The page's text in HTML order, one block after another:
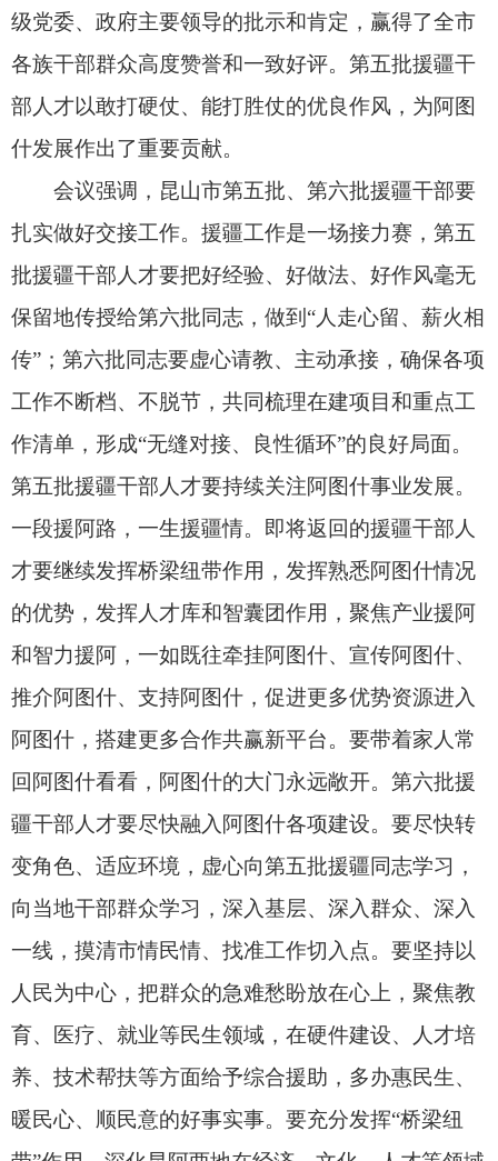
一段援阿路，一生援疆情。即将返回的援疆干部人
才要继续发挥桥梁纽带作用，发挥熟悉阿图什情况
的优势，发挥人才库和智囊团作用，聚焦产业援阿
推介阿图什、支持阿图什，促进更多优势资源进入
阿图什，搭建更多合作共赢新平台。要带着家人常
回阿图什看看，阿图什的大门永远敞开。第六批援
疆干部人才要尽快融入阿图什各项建设。要尽快转
变角色、适应环境，虚心向第五批援疆同志学习，
人民为中心，把群众的急难愁盼放在心上，聚焦教
育、医疗、就业等民生领域，在硬件建设、人才培
养、技术帮扶等方面给予综合援助，多办惠民生、
暖民心、顺民意的好事实事。要充分发挥“桥梁纽
变，助力阿图什增强内生发展动力，在新时代新征
程上展现新担当、新作为。
会议要求，全市上下要高度重视援疆干部人才
援阿工作，把援疆干部人才当作宝贵资源，真情实
作上大力支持、生活上关心关爱，及时帮助解决实
际困难，消除一切后顾之忧，让援疆干部人才在阿
图什工作顺心、生活舒心。各接收单位要对援疆干
部人才高看一眼、厚爱三分，为他们开展工作提供